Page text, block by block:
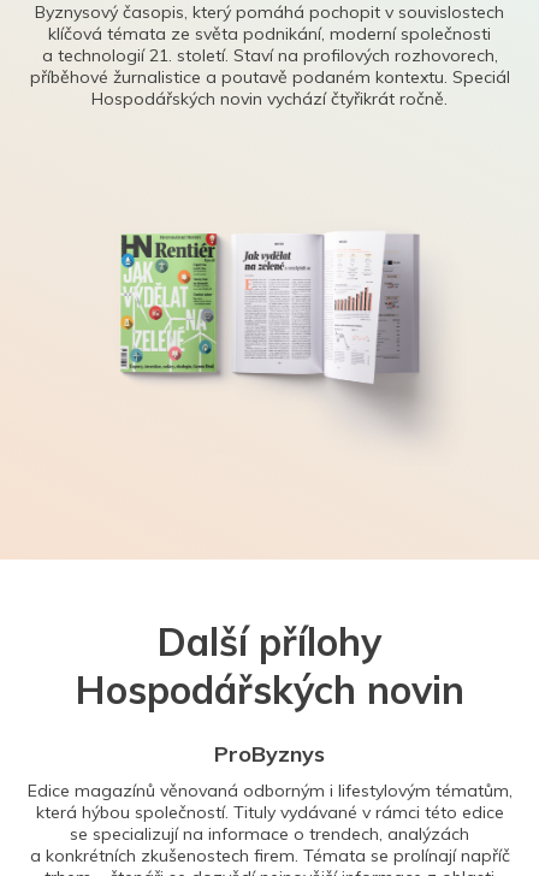
Byznysový časopis, který pomáhá pochopit v souvislostech
klíčová témata ze světa podnikání, moderní společnosti
a technologií 21. století. Staví na profilových rozhovorech,
příběhové žurnalistice a poutavě podaném kontextu. Speciál
Hospodářských novin vychází čtyřikrát ročně.
Další přílohy
Hospodářských novin
ProByznys
Edice magazínů věnovaná odborným i lifestylovým tématům,
která hýbou společností. Tituly vydávané v rámci této edice
se specializují na informace o trendech, analýzách
a konkrétních zkušenostech firem. Témata se prolínají napříč